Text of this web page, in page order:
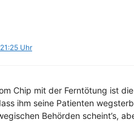
Uhr
Chip mit der Ferntötung ist
ihm seine Patienten
Behörden scheint’s,